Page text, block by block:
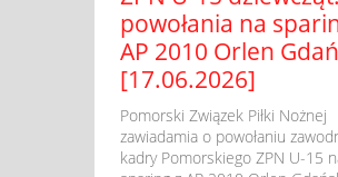
powołania na
AP 2010 Orlen
[17.06.2026]
​ Pomorski Związek Piłki Nożnej
zawiadamia o powołaniu
kadry Pomorskiego ZPN U-15